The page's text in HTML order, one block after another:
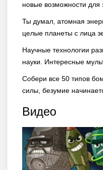
новые возможности для
Ты думал, атомная
целые планеты с лица
Научные технологии
науки. Интересные
Собери все 50 типов
силы, безумие
Видео